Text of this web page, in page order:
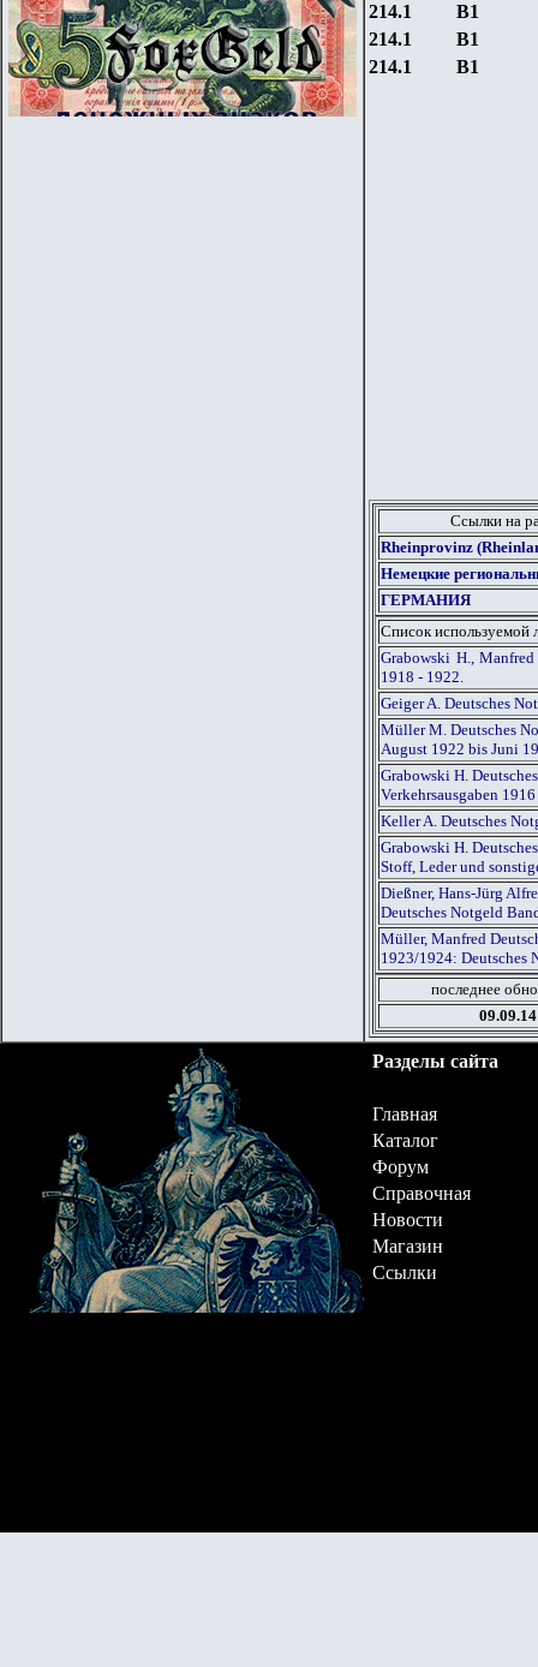
214.1 B1
214.1 B1
214.1 B1
Ссылки на
Rheinprovinz
Немецкие
ГЕРМАНИЯ
Список используемой
Grabowski H.,
1918 - 1922.
Geiger A. Deutsches
Müller M. Deutsches
August 1922 bis Juni
Grabowski H.
Verkehrsausgaben
Keller A. Deutsches
Grabowski H.
Stoff, Leder und
Dießner, Hans-Jürg
Deutsches Notgeld
Müller, Manfred
1923/1924: Deutsches
последнее
09.09.14
Разделы сайта
Главная
Каталог
Форум
Справочная
Новости
Магазин
Ссылки